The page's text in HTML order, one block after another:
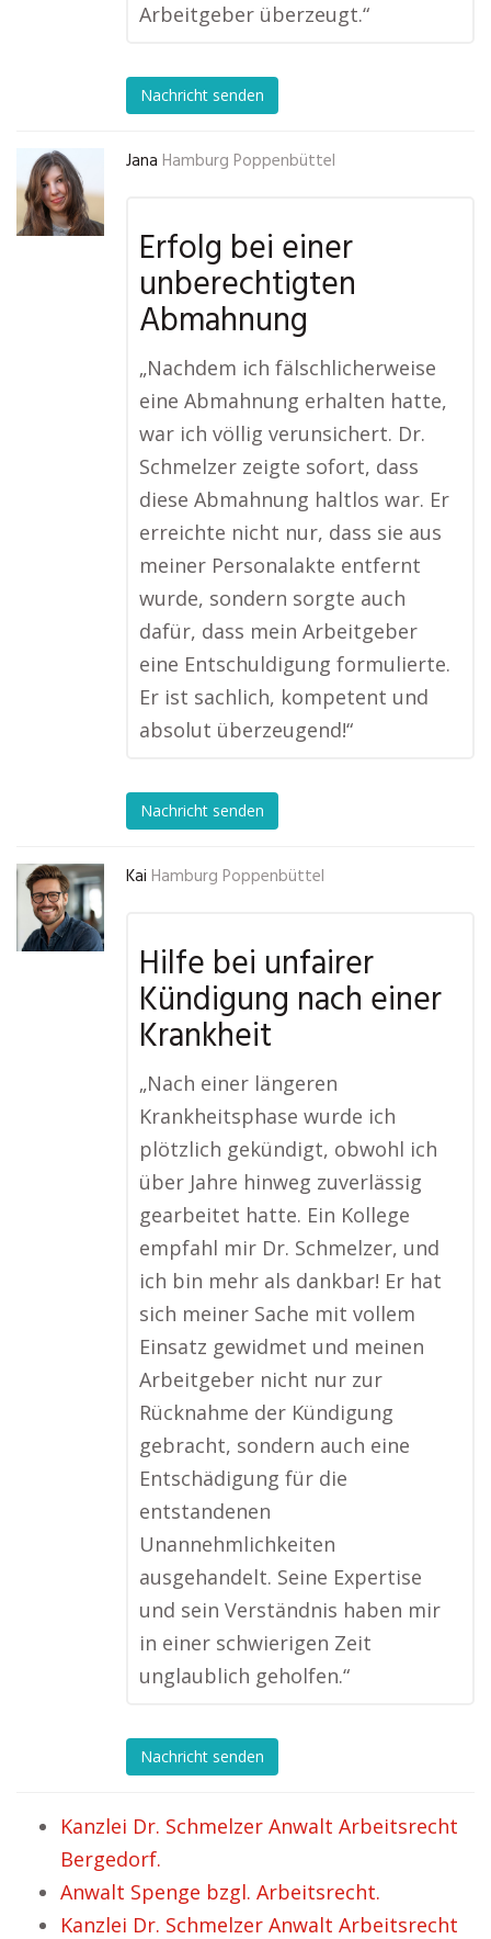
Arbeitgeber überzeugt.“
Nachricht senden
Jana Hamburg Poppenbüttel
Erfolg bei einer
unberechtigten
Abmahnung
„Nachdem ich fälschlicherweise
eine Abmahnung erhalten hatte,
war ich völlig verunsichert. Dr.
Schmelzer zeigte sofort, dass
diese Abmahnung haltlos war. Er
erreichte nicht nur, dass sie aus
meiner Personalakte entfernt
wurde, sondern sorgte auch
dafür, dass mein Arbeitgeber
eine Entschuldigung formulierte.
Er ist sachlich, kompetent und
absolut überzeugend!“
Nachricht senden
Kai Hamburg Poppenbüttel
Hilfe bei unfairer
Kündigung nach einer
Krankheit
„Nach einer längeren
Krankheitsphase wurde ich
plötzlich gekündigt, obwohl ich
über Jahre hinweg zuverlässig
gearbeitet hatte. Ein Kollege
empfahl mir Dr. Schmelzer, und
ich bin mehr als dankbar! Er hat
sich meiner Sache mit vollem
Einsatz gewidmet und meinen
Arbeitgeber nicht nur zur
Rücknahme der Kündigung
gebracht, sondern auch eine
Entschädigung für die
entstandenen
Unannehmlichkeiten
ausgehandelt. Seine Expertise
und sein Verständnis haben mir
in einer schwierigen Zeit
unglaublich geholfen.“
Nachricht senden
Kanzlei Dr. Schmelzer Anwalt Arbeitsrecht
Bergedorf.
Anwalt Spenge bzgl. Arbeitsrecht.
Kanzlei Dr. Schmelzer Anwalt Arbeitsrecht